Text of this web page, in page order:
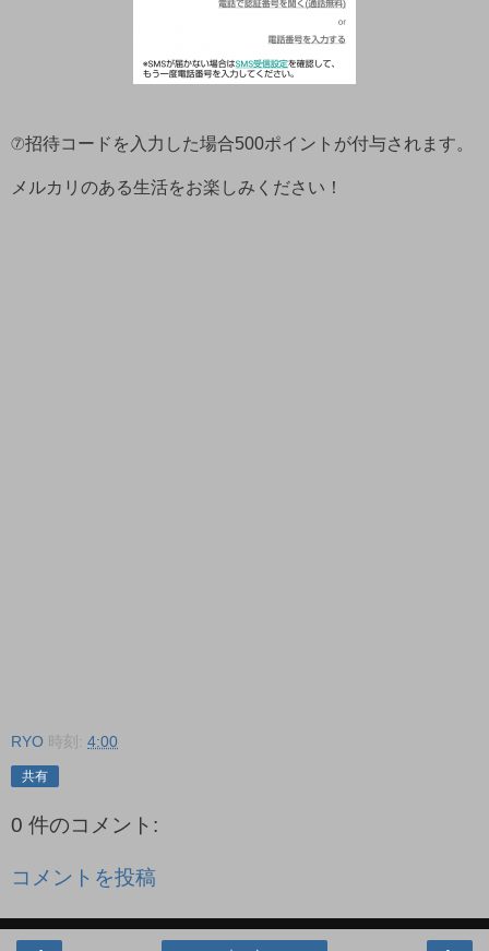
⑦招待コードを入力した場合500ポイントが付与されます。
メルカリのある生活をお楽しみください！
RYO 時刻: 4:00
共有
0 件のコメント:
コメントを投稿